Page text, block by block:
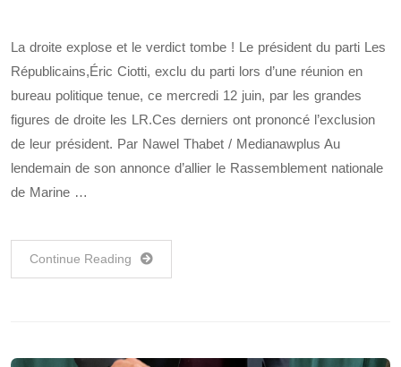
La droite explose et le verdict tombe ! Le président du parti Les
Républicains,Éric Ciotti, exclu du parti lors d’une réunion en
bureau politique tenue, ce mercredi 12 juin, par les grandes
figures de droite les LR.Ces derniers ont prononcé l’exclusion
de leur président. Par Nawel Thabet / Medianawplus Au
lendemain de son annonce d’allier le Rassemblement nationale
de Marine …
Continue Reading